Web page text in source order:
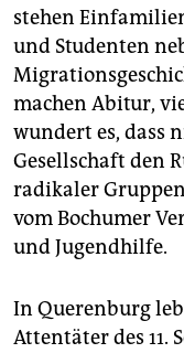
stehen
und Studenten
machen Abitur,
wundert es, dass
Gesellschaft den
radikaler
vom Bochumer
und Jugendhilfe.
In Querenburg
Attentäter des 11.